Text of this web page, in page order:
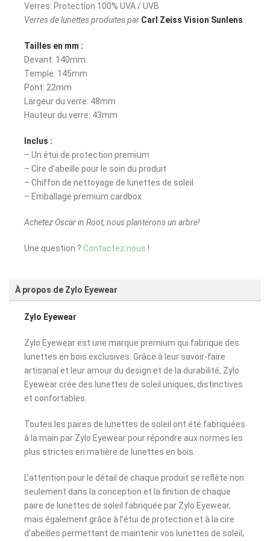
Verres: Protection 100% UVA / UVB
Verres de lunettes produites par Carl Zeiss Vision Sunlens
Tailles en mm :
Devant: 140mm
Temple: 145mm
Pont: 22mm
Largeur du verre: 48mm
Hauteur du verre: 43mm
Inclus :
– Un étui de protection premium
– Cire d’abeille pour le soin du produit
– Chiffon de nettoyage de lunettes de soleil
– Emballage premium cardbox
Achetez Oscar in Root, nous planterons un arbre!
Une question ? Contactez nous !
À propos de Zylo Eyewear
Zylo Eyewear
Zylo Eyewear est une marque premium qui fabrique des
lunettes en bois exclusives. Grâce à leur savoir-faire
artisanal et leur amour du design et de la durabilité, Zylo
Eyewear crée des lunettes de soleil uniques, distinctives
et confortables.
Toutes les paires de lunettes de soleil ont été fabriquées
à la main par Zylo Eyewear pour répondre aux normes les
plus strictes en matière de lunettes en bois.
L’attention pour le détail de chaque produit se reflète non
seulement dans la conception et la finition de chaque
paire de lunettes de soleil fabriquée par Zylo Eyewear,
mais également grâce à l’étui de protection et à la cire
d’abeilles permettant de maintenir vos lunettes de soleil,